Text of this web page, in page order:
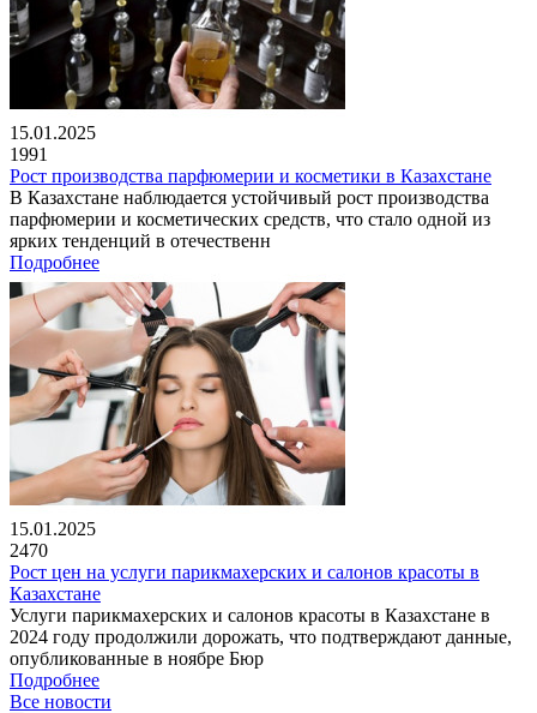
15.01.2025
1991
Рост производства парфюмерии и косметики в Казахстане
В Казахстане наблюдается устойчивый рост производства
парфюмерии и косметических средств, что стало одной из
ярких тенденций в отечественн
Подробнее
15.01.2025
2470
Рост цен на услуги парикмахерских и салонов красоты в
Казахстане
Услуги парикмахерских и салонов красоты в Казахстане в
2024 году продолжили дорожать, что подтверждают данные,
опубликованные в ноябре Бюр
Подробнее
Все новости